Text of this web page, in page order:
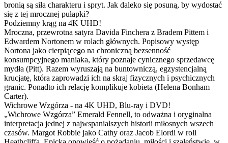
bronią są siła charakteru i spryt. Jak daleko się posuną, by wydostać
się z tej mrocznej pułapki?
Podziemny krąg na 4K UHD!
Mroczna, przewrotna satyra Davida Finchera z Bradem Pittem i
Edwardem Nortonem w rolach głównych. Popisowy występ
Nortona jako cierpiącego na chroniczną bezsenność
konsumpcyjnego maniaka, który poznaje cynicznego sprzedawcę
mydła (Pitt). Razem wyruszają na buntowniczą, egzystencjalną
krucjatę, która zaprowadzi ich na skraj fizycznych i psychicznych
granic. Ponadto ich relację komplikuje kobieta (Helena Bonham
Carter).
Wichrowe Wzgórza - na 4K UHD, Blu-ray i DVD!
„Wichrowe Wzgórza” Emerald Fennell, to odważna i oryginalna
interpretacja jednej z najwspanialszych historii miłosnych wszech
czasów. Margot Robbie jako Cathy oraz Jacob Elordi w roli